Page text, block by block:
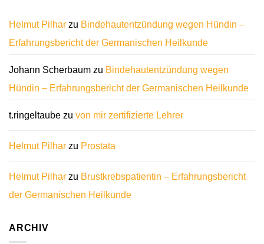
Helmut Pilhar zu Bindehautentzündung wegen Hündin –
Erfahrungsbericht der Germanischen Heilkunde
Johann Scherbaum zu Bindehautentzündung wegen
Hündin – Erfahrungsbericht der Germanischen Heilkunde
t.ringeltaube zu von mir zertifizierte Lehrer
Helmut Pilhar zu Prostata
Helmut Pilhar zu Brustkrebspatientin – Erfahrungsbericht
der Germanischen Heilkunde
ARCHIV